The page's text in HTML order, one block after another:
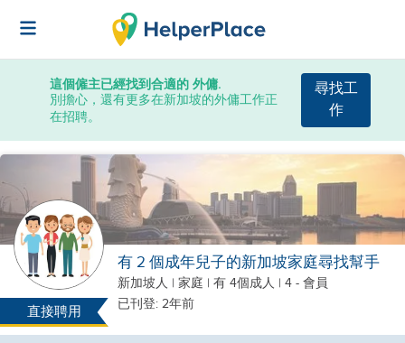
這個僱主已經找到合適的 外傭.
別擔心，還有更多在新加坡的外傭工作正
在招聘。
尋找工
作
直接聘用
有 2 個成年兒子的新加坡家庭尋找幫手
新加坡人 | 家庭 | 有 4個成人 | 4 - 會員
已刊登: 2年前